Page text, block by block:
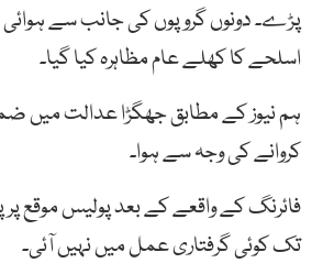
پڑے۔ دونوں گروپوں کی جانب سے ہوائی
اسلحے کا کھلے عام مظاہرہ کیا گیا۔
ہم نیوز کے مطابق جھگڑا عدالت میں
کروانے کی وجہ سے ہوا۔
فائرنگ کے واقعے کے بعد پولیس موقع پر
تک کوئی گرفتاری عمل میں نہیں آئی۔